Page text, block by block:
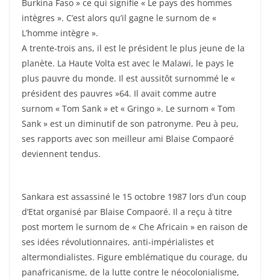
Burkina Faso » ce qui signifie « Le pays des hommes
intègres ». C’est alors qu’il gagne le surnom de «
L’homme intègre ».
A trente-trois ans, il est le président le plus jeune de la
planète. La Haute Volta est avec le Malawi, le pays le
plus pauvre du monde. Il est aussitôt surnommé le «
président des pauvres »64. Il avait comme autre
surnom « Tom Sank » et « Gringo ». Le surnom « Tom
Sank » est un diminutif de son patronyme. Peu à peu,
ses rapports avec son meilleur ami Blaise Compaoré
deviennent tendus.
Sankara est assassiné le 15 octobre 1987 lors d’un coup
d’Etat organisé par Blaise Compaoré. Il a reçu à titre
post mortem le surnom de « Che Africain » en raison de
ses idées révolutionnaires, anti-impérialistes et
altermondialistes. Figure emblématique du courage, du
panafricanisme, de la lutte contre le néocolonialisme,